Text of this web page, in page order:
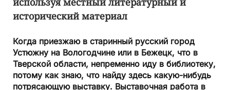
исторический материал
Когда приезжаю в старинный русский город
Устюжну на Вологодчине или в Бежецк, что в
Тверской области, непременно иду в библиотеку,
потому как знаю, что найду здесь какую-нибудь
потрясающую выставку. Выставочная работа в